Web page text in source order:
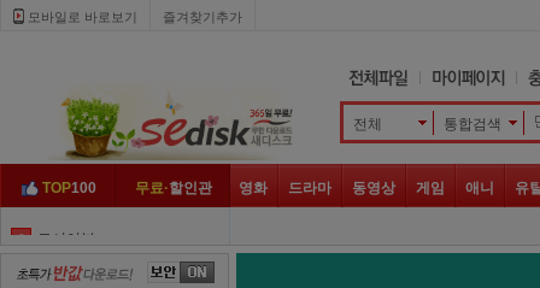
모바일로 바로보기 즐겨찾기추가
전체 통합검색
TOP100 무료·할인관 영화 드라마 동영상 게임 애니 유
3
대탈출